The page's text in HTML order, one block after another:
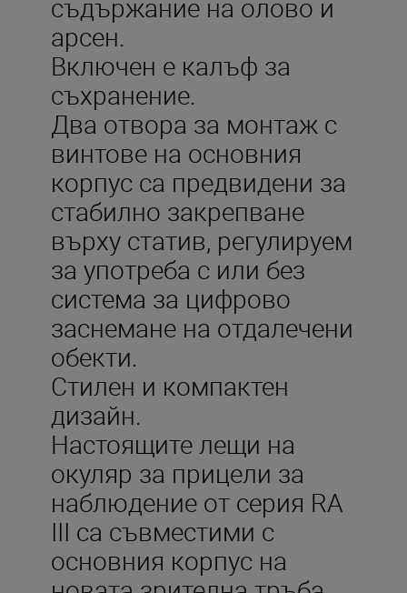
съдържание на олово и
арсен.
Включен е калъф за
съхранение.
Два отвора за монтаж с
винтове на основния
корпус са предвидени за
стабилно закрепване
върху статив, регулируем
за употреба с или без
система за цифрово
заснемане на отдалечени
обекти.
Стилен и компактен
дизайн.
Настоящите лещи на
окуляр за прицели за
наблюдение от серия RA
III са съвместими с
основния корпус на